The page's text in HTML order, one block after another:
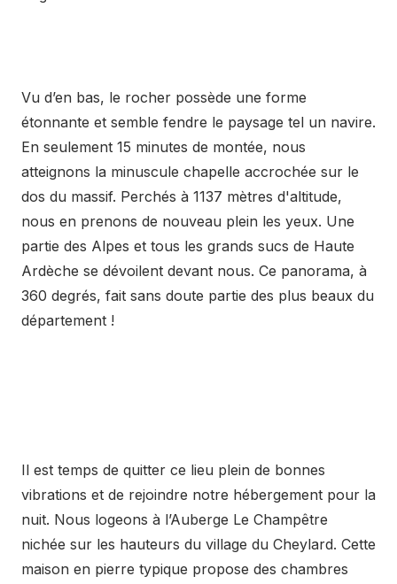
Vu d’en bas, le rocher possède une forme
étonnante et semble fendre le paysage tel un navire.
En seulement 15 minutes de montée, nous
atteignons la minuscule chapelle accrochée sur le
dos du massif. Perchés à 1137 mètres d'altitude,
nous en prenons de nouveau plein les yeux. Une
partie des Alpes et tous les grands sucs de Haute
Ardèche se dévoilent devant nous. Ce panorama, à
360 degrés, fait sans doute partie des plus beaux du
département !
Il est temps de quitter ce lieu plein de bonnes
vibrations et de rejoindre notre hébergement pour la
nuit. Nous logeons à l’Auberge Le Champêtre
nichée sur les hauteurs du village du Cheylard. Cette
maison en pierre typique propose des chambres